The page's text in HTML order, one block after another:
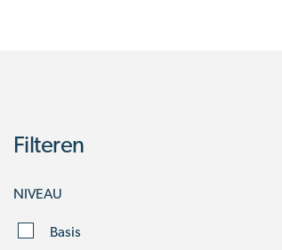
Filteren
NIVEAU
Basis